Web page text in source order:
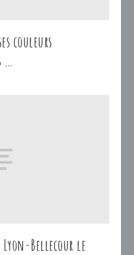
couleurs
…
Lyon-Bellecour le